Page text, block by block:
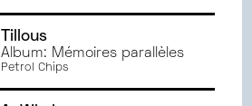
Tillous
Album: Mémoires parallèles
Petrol Chips